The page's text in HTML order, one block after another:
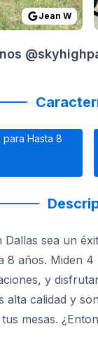
Jean W
para Hasta 8
sea un
años. Miden
y
calidad y
mesas.